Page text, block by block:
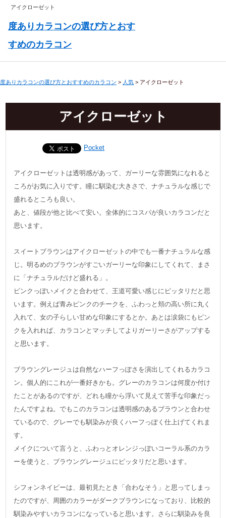
アイクローゼット
度ありカラコンの選び方とおす
すめのカラコン
度ありカラコンの選び方とおすすめのカラコン > 人気 > アイクローゼット
アイクローゼット
Pocket
アイクローゼットは透明感があって、ガーリーな雰囲気になれると
ころがお気に入りです。瞳に馴染む大きさで、ナチュラルな感じで
盛れるところも良い。
あと、値段が他と比べて安い。全体的にコスパが良いカラコンだと
思います。
スイートブラウンはアイクローゼットの中でも一番ナチュラルな感
じ。明るめのブラウンがすごいガーリーな印象にしてくれて、まさ
に「ナチュラルだけど盛れる」。
ピンクっぽいメイクと合わせて、王道可愛い感じにピッタリだと思
います。例えば青みピンクのチークを、ふわっと頬の高い所に丸く
入れて、女の子らしい甘めな印象にするとか。あとは涙袋にもピン
クを入れれば、カラコンとマッチしてよりガーリーさがアップする
と思います。
ブラウングレージュは自然なハーフっぽさを演出してくれるカラコ
ン。個人的にこれが一番好きかも。グレーのカラコンは何度か付け
たことがあるのですが、どれも瞳から浮いて見えて苦手な印象だっ
たんですよね。でもこのカラコンは透明感のあるブラウンと合わせ
ているので、グレーでも馴染みが良くハーフっぽく仕上げてくれま
す。
メイクについて言うと、ふわっとオレンジっぽいコーラル系のカラ
ーを使うと、ブラウングレージュにピッタリだと思います。
シフォンネイビーは、最初見たとき「合わなそう」と思ってしまっ
たのですが、周囲のカラーがダークブラウンになっており、比較的
馴染みやすいカラコンになっていると思います。さらに馴染みを良